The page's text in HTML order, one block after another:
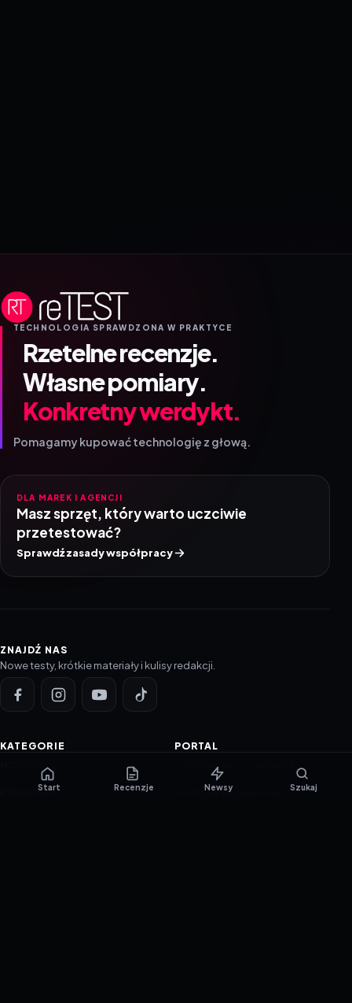
TECHNOLOGIA SPRAWDZONA W PRAKTYCE
Rzetelne recenzje.
Własne pomiary.
Konkretny werdykt.
Pomagamy kupować technologię z głową.
DLA MAREK I AGENCJI
Masz sprzęt, który warto uczciwie
przetestować?
Sprawdź zasady współpracy
ZNAJDŹ NAS
Nowe testy, krótkie materiały i kulisy redakcji.
KATEGORIE
NOWINKI
PORADNIKI
PORTAL
Informacje o ciasteczkach
Polityka prywatności
Start Recenzje Newsy Szukaj